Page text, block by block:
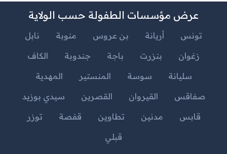
عرض مؤسسات الطفولة حسب الولاية
تونس أريانة بن عروس منوبة
نابل
زغوان
بنزرت باجة جندوبة
الكاف
سليانة
سوسة المنستير
المهدية
صفاقس
القيروان القصرين
سيدي بوزيد
قابس
مدنين تطاوين قفصة
توزر
قبلي